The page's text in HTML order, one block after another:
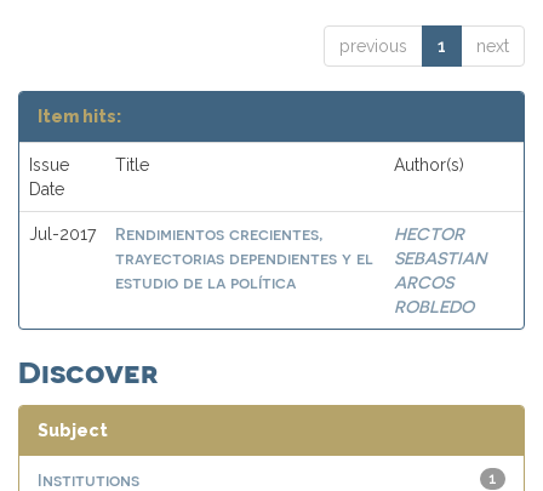
previous 1 next
Item hits:
Issue
Date
Title Author(s)
Jul-2017
Rendimientos crecientes,
trayectorias dependientes y el
estudio de la política
HECTOR
SEBASTIAN
ARCOS
ROBLEDO
Discover
Subject
1
Institutions